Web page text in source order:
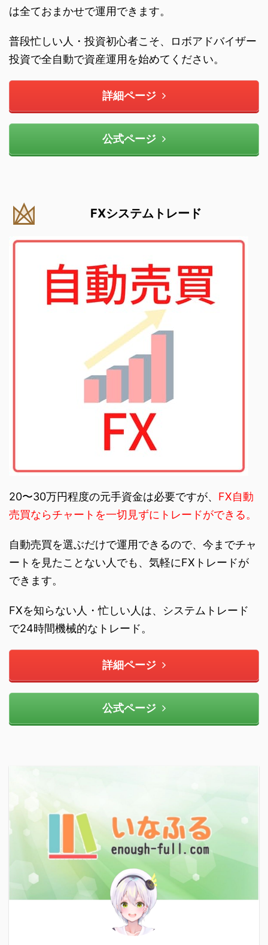
は全ておまかせで運用できます。
普段忙しい人・投資初心者こそ、ロボアドバイザー
投資で全自動で資産運用を始めてください。
詳細ページ
公式ページ
FXシステムトレード
20〜30万円程度の元手資金は必要ですが、 FX自動
売買ならチャートを一切見ずにトレードができる。
自動売買を選ぶだけで運用できるので、今までチャ
ートを見たことない人でも、気軽にFXトレードが
できます。
FXを知らない人・忙しい人は、システムトレード
で24時間機械的なトレード。
詳細ページ
公式ページ